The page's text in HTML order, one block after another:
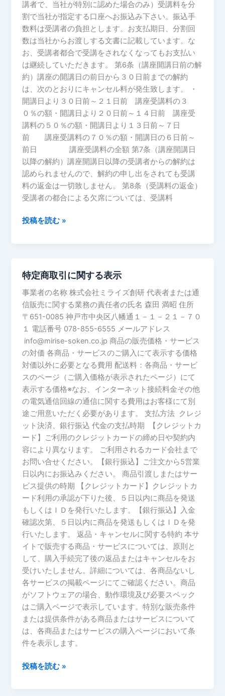
講者で、当社が特別に認めた場合のみ）受講料を分
割で当社が指定する口座へお振込み下さい。振込手
数料は受講者の負担とします。お支払期日、分割回
数は当社からお渡しする文書に記載しています。な
お、受講者都合で受講をされなくなってもお支払い
は継続していただきます。 第6条（講座開講日前の解
約）講座の開講日の前日から３０日前までの解約
は、次のとおりにキャンセル料が発生致します。 ・
開講日より３０日前～２１日前 講座受講料の３
０％の額・開講日より２０日前～１４日前 講座受
講料の５０％の額・開講日より１３日前～７日
前 講座受講料の７０％の額・開講日の６日前～
前日 講座受講料の全額 第7条（講座開講日
以降の解約）講座開講日以降の受講者からの解約は
認められませんので、解約の申し出をされても受講
料の返金は一切致しません。 第8条（受講料の返金）
受講者の都合による欠席については、受講料
投稿を読む »
特定商取引に関する表示
事業者の名称 株式会社ミライズ創研 代表者または通
信販売に関する業務の責任者の氏名 森田 満昭 住所
〒651-0085 神戸市中央区八幡通１－１－２１－７０
１ 電話番号 078-855-6555 メールアドレス
info@mirise-soken.co.jp 商品の販売価格・サービス
の対価 各商品・サービスのご購入にて表示する価格
対価以外に必要となる費用 配送料：各商品・サービ
スのページ（ご購入価格が表示されたページ）にて
表示する価格※なお、インターネット接続料金その他
の電気通信回線の通信に関する費用はお客様にて別
途ご用意いただく必要があります。 支払方法 クレジ
ット決済、銀行振込 代金の支払時期 【クレジットカ
ード】ご利用のクレジットカードの締め日や契約内
容により異なります。 ご利用されるカード会社まで
お問い合せください。【銀行振込】ご注文から5営業
日以内にお振込みください。 商品引渡しまたはサー
ビス提供の時期 【クレジットカード】クレジットカ
ード利用の承認が下りた後、５日以内に商品を発送
もしくはＩＤを発行いたします。【銀行振込】入金
確認次第、５日以内に商品を発送もしくはＩＤを発
行いたします。 返品・キャンセルに関する特約 本サ
イトで販売する商品・サービスについては、原則と
して、購入手続完了後の返品またはキャンセルをお
受けいたしません。詳細については、各商品ないし
各サービスの掲載ページにてご確認ください。商品
がソフトウェアの場合、動作環境及び必要スペック
はご購入ページで表示しています。特別な販売条件
または提供条件がある商品またはサービスについて
は、各商品またはサービスの購入ページにおいて条
件を表示します。
特
定
商
取
す
る
表
示
投稿を読む »